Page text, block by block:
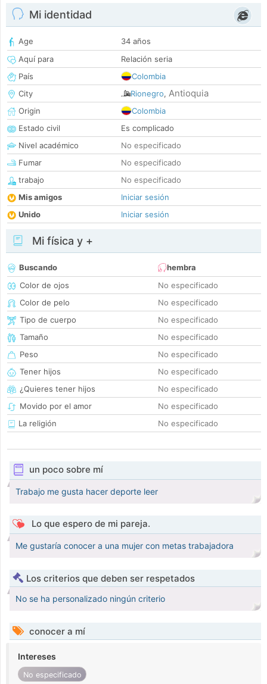
Mi identidad
Age
34 años
Aquí para
Relación seria
País
Colombia
City
Rionegro, Antioquia
Origin
Colombia
Estado civil
Es complicado
Nivel académico
No especificado
Fumar
No especificado
trabajo
No especificado
Mis amigos
Iniciar sesión
Unido
Iniciar sesión
Mi física y +
Buscando
hembra
Color de ojos
No especificado
Color de pelo
No especificado
Tipo de cuerpo
No especificado
Tamaño
No especificado
Peso
No especificado
Tener hijos
No especificado
¿Quieres tener hijos
No especificado
Movido por el amor
No especificado
La religión
No especificado
un poco sobre mí
Trabajo me gusta hacer deporte leer
Lo que espero de mi pareja.
Me gustaría conocer a una mujer con metas trabajadora
Los criterios que deben ser respetados
No se ha personalizado ningún criterio
conocer a mí
Intereses
No especificado